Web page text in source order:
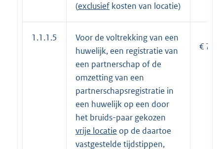
(exclusief kosten van locatie)
1.1.1.5
Voor de voltrekking van een
huwelijk, een registratie van
een partnerschap of de
omzetting van een
partnerschapsregistratie in
een huwelijk op een door
het bruids-paar gekozen
vrije locatie op de daartoe
vastgestelde tijdstippen,
€